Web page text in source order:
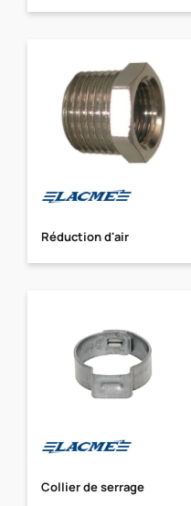
Réduction d'air
Collier de serrage